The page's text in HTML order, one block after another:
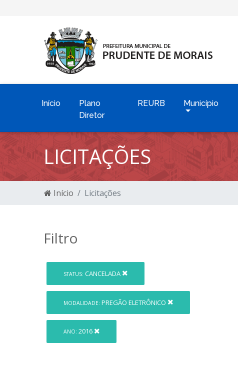
Início
Plano
Diretor
REURB Município
LICITAÇÕES
Início Licitações
Filtro
STATUS: CANCELADA
MODALIDADE: PREGÃO ELETRÔNICO
ANO: 2016